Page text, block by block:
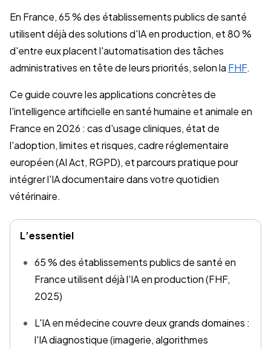
En France, 65 % des établissements publics de santé
utilisent déjà des solutions d'IA en production, et 80 %
d'entre eux placent l'automatisation des tâches
administratives en tête de leurs priorités, selon la FHF.
Ce guide couvre les applications concrètes de
l'intelligence artificielle en santé humaine et animale en
France en 2026 : cas d'usage cliniques, état de
l'adoption, limites et risques, cadre réglementaire
européen (AI Act, RGPD), et parcours pratique pour
intégrer l'IA documentaire dans votre quotidien
vétérinaire.
L’essentiel
65 % des établissements publics de santé en
France utilisent déjà l'IA en production (FHF,
2025)
L'IA en médecine couvre deux grands domaines :
l'IA diagnostique (imagerie, algorithmes